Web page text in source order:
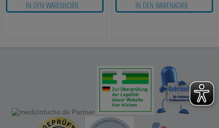
IN DEN WARENKORB IN DEN WARENKORB